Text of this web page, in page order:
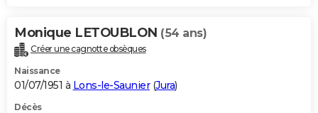
Monique LETOUBLON (54 ans)
Créer une cagnotte obsèques
Naissance
01/07/1951 à Lons-le-Saunier(Jura)
Décès